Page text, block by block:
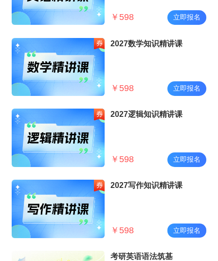
￥ 598 立即报名
2027数学知识精讲课
￥ 598 立即报名
2027逻辑知识精讲课
￥ 598 立即报名
2027写作知识精讲课
￥ 598 立即报名
考研英语语法筑基